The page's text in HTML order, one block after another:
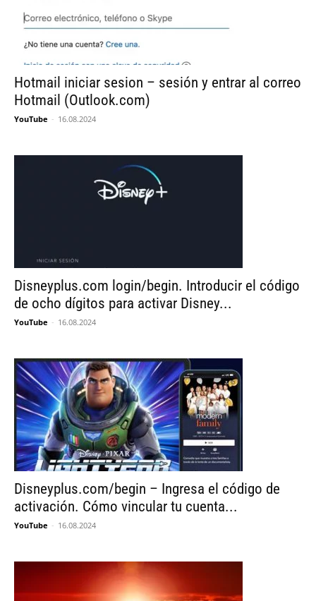
Hotmail iniciar sesion – sesión y entrar al correo
Hotmail (Outlook.com)
YouTube - 16.08.2024
Disneyplus.com login/begin. Introducir el código
de ocho dígitos para activar Disney...
YouTube - 16.08.2024
Disneyplus.com/begin – Ingresa el código de
activación. Cómo vincular tu cuenta...
YouTube - 16.08.2024